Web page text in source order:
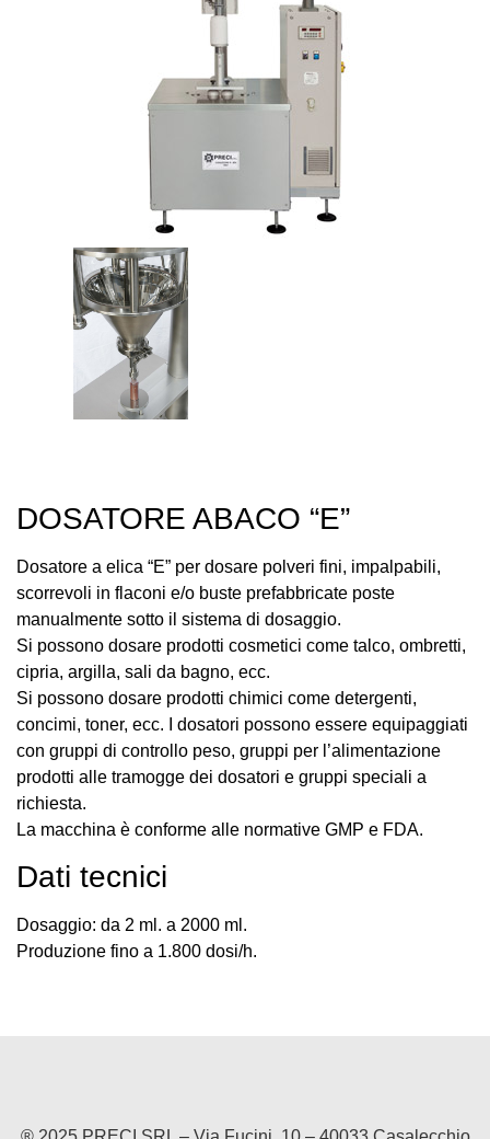
DOSATORE ABACO “E”
Dosatore a elica “E” per dosare polveri fini, impalpabili,
scorrevoli in flaconi e/o buste prefabbricate poste
manualmente sotto il sistema di dosaggio.
Si possono dosare prodotti cosmetici come talco, ombretti,
cipria, argilla, sali da bagno, ecc.
Si possono dosare prodotti chimici come detergenti,
concimi, toner, ecc. I dosatori possono essere equipaggiati
con gruppi di controllo peso, gruppi per l’alimentazione
prodotti alle tramogge dei dosatori e gruppi speciali a
richiesta.
La macchina è conforme alle normative GMP e FDA.
Dati tecnici
Dosaggio: da 2 ml. a 2000 ml.
Produzione fino a 1.800 dosi/h.